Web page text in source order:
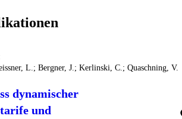
L.; Bergner, J.; Kerlinski, C.; Quaschning, V.
dynamischer
und